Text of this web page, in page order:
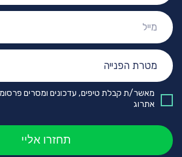
מייל:
מטרת
הפנייה:
מאשר/ת קבלת טיפים, עדכונים ומסרים
אתרוג